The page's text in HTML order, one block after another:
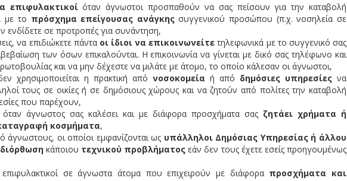
επιφυλακτικοίόταν άγνωστοι προσπαθούν να σας πείσουν για την καταβολή
με το πρόσχημα επείγουσας ανάγκηςσυγγενικού προσώπου (π.χ. νοσηλεία σε
ενδίδετε σε προτροπές για συνάντηση,
να επιδιώκετε πάντα οι ίδιοι να επικοινωνείτε τηλεφωνικά με το συγγενικό σας
των όσων επικαλούνται. Η επικοινωνία να γίνεται με δικό σας τηλέφωνο και
και να μην δέχεστε να μιλάτε με άτομο, το οποίο κάλεσαν οι άγνωστοι,
χρησιμοποιείται η πρακτική από νοσοκομεία ή από δημόσιες υπηρεσίες να
τους σε οικίες ή σε δημόσιους χώρους και να ζητούν από πολίτες την καταβολή
που παρέχουν,
όταν άγνωστος σας καλέσει και με διάφορα προσχήματα σας ζητάει χρήματα ή
κοσμήματα,
άγνωστους, οι οποίοι εμφανίζονται ως υπάλληλοι Δημόσιας Υπηρεσίας ή άλλου
κάποιου τεχνικού προβλήματος εάν δεν τους έχετε εσείς προηγουμένως
επιφυλακτικοί σε άγνωστα άτομα που επιχειρούν με διάφορα προσχήματα και